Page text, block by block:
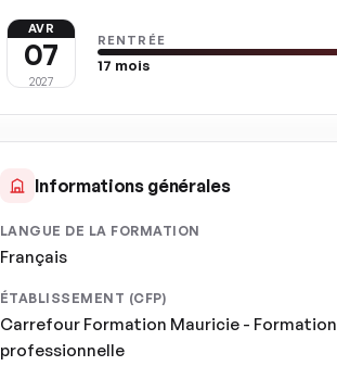
AVR
07
2027
RENTRÉE
17 mois
Informations générales
LANGUE DE LA FORMATION
Français
ÉTABLISSEMENT (CFP)
Carrefour Formation Mauricie - Formation
professionnelle